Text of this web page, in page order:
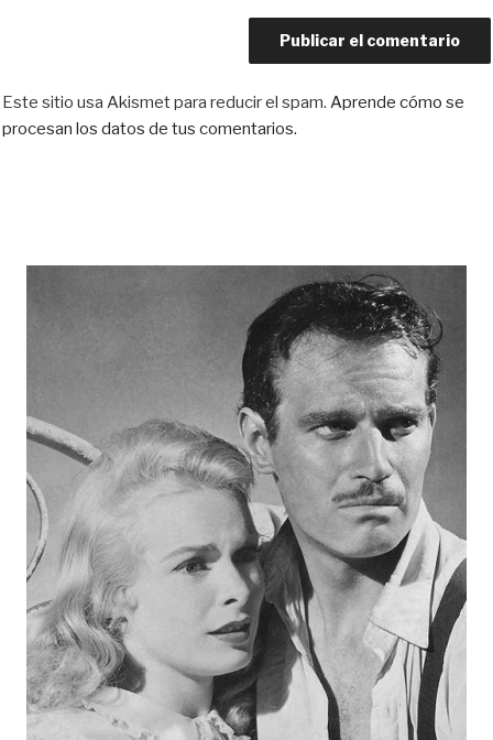
Este sitio usa Akismet para reducir el spam. Aprende cómo se
procesan los datos de tus comentarios.